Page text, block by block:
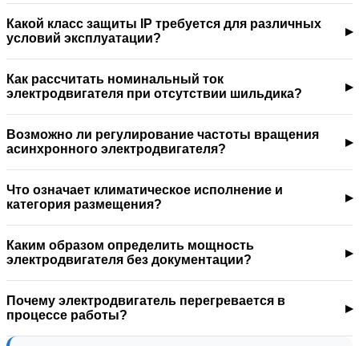
Какой класс защиты IP требуется для различных
условий эксплуатации?
Как рассчитать номинальный ток
электродвигателя при отсутствии шильдика?
Возможно ли регулирование частоты вращения
асинхронного электродвигателя?
Что означает климатическое исполнение и
категория размещения?
Каким образом определить мощность
электродвигателя без документации?
Почему электродвигатель перегревается в
процессе работы?